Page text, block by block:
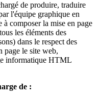
de produire, traduire
l'équipe graphique en
composer la mise en page
les éléments des
dans le respect des
page le site web,
informatique HTML
de :